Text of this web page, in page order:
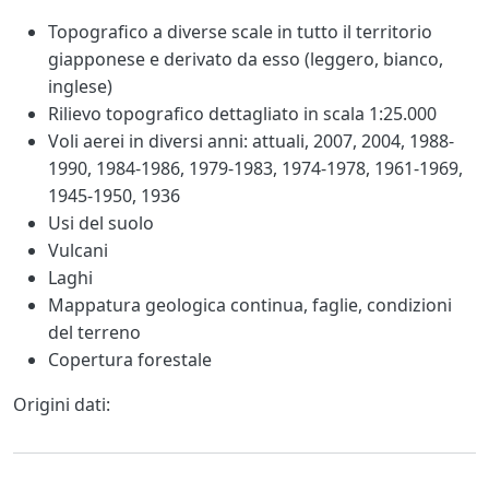
Topografico a diverse scale in tutto il territorio
giapponese e derivato da esso (leggero, bianco,
inglese)
Rilievo topografico dettagliato in scala 1:25.000
Voli aerei in diversi anni: attuali, 2007, 2004, 1988-
1990, 1984-1986, 1979-1983, 1974-1978, 1961-1969,
1945-1950, 1936
Usi del suolo
Vulcani
Laghi
Mappatura geologica continua, faglie, condizioni
del terreno
Copertura forestale
Origini dati: